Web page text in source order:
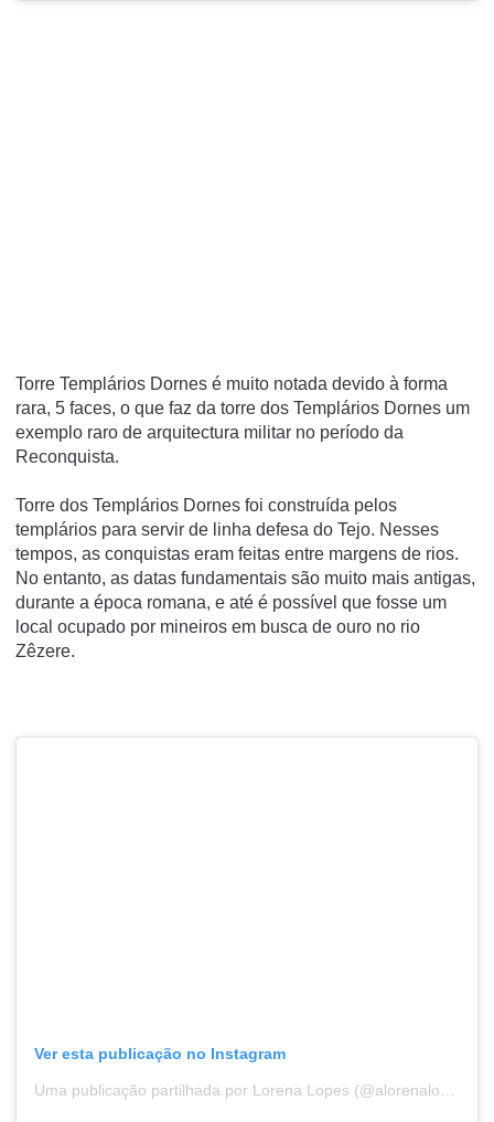
Torre Templários Dornes é muito notada devido à forma
rara, 5 faces, o que faz da torre dos Templários Dornes um
exemplo raro de arquitectura militar no período da
Reconquista.
Torre dos Templários Dornes foi construída pelos
templários para servir de linha defesa do Tejo. Nesses
tempos, as conquistas eram feitas entre margens de rios.
No entanto, as datas fundamentais são muito mais antigas,
durante a época romana, e até é possível que fosse um
local ocupado por mineiros em busca de ouro no rio
Zêzere.
Ver esta publicação no Instagram